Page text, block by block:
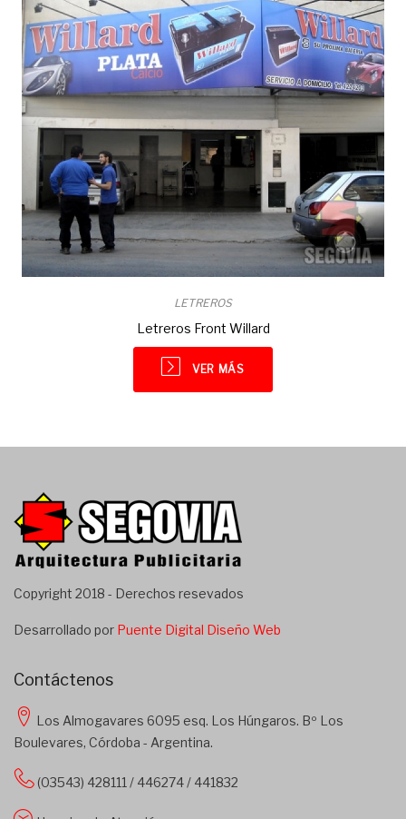
LETREROS
Letreros Front Willard
VER MÁS
Copyright 2018 - Derechos resevados
Desarrollado por Puente Digital Diseño Web
Contáctenos
Los Almogavares 6095 esq. Los Húngaros. Bº Los
Boulevares, Córdoba - Argentina.
(03543) 428111 / 446274 / 441832